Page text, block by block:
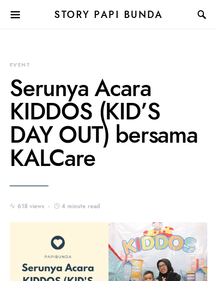
STORY PAPI BUNDA
EVENT
Serunya Acara
KIDDOS (KID’S
DAY OUT) bersama
KALCare
618 views 4 minute read